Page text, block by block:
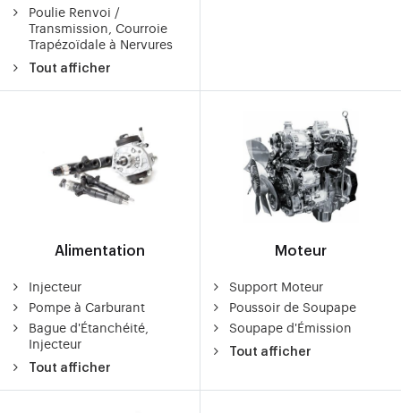
Poulie Renvoi /
Transmission, Courroie
Trapézoïdale à Nervures
Tout afficher
Alimentation
Injecteur
Pompe à Carburant
Bague d'Étanchéité,
Injecteur
Tout afficher
Moteur
Support Moteur
Poussoir de Soupape
Soupape d'Émission
Tout afficher